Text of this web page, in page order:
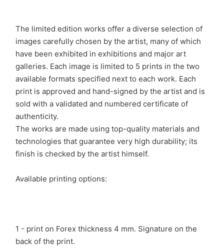
The limited edition works offer a diverse selection of
images carefully chosen by the artist, many of which
have been exhibited in exhibitions and major art
galleries. Each image is limited to 5 prints in the two
available formats specified next to each work. Each
print is approved and hand-signed by the artist and is
sold with a validated and numbered certificate of
authenticity.
The works are made using top-quality materials and
technologies that guarantee very high durability; its
finish is checked by the artist himself.
Available printing options:
1 - print on Forex thickness 4 mm. Signature on the
back of the print.